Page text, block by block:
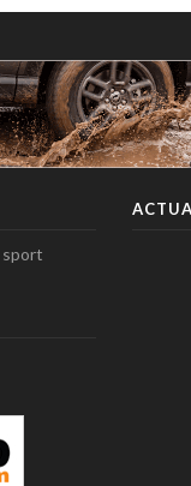
sport